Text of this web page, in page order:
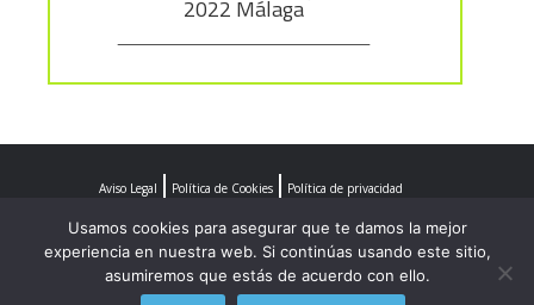
2022 Málaga
Aviso Legal Política de Cookies Política de privacidad
Usamos cookies para asegurar que te damos la mejor
experiencia en nuestra web. Si continúas usando este sitio,
asumiremos que estás de acuerdo con ello.